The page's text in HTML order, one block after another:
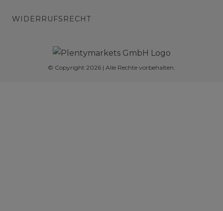
WIDERRUFSRECHT
© Copyright 2026 | Alle Rechte vorbehalten.